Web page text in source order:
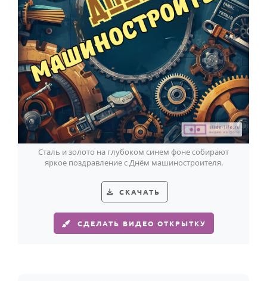
Свадьба
Выпускной
HOT
Календарь праздников
КОМУ
Женщине
Мужчине
Маме
Папе
Все родственники
ПЕРСОНАЛЬНЫЕ
Сталь и золото на глубоком синем фоне собирают
яркое поздравление с Днём машиностроителя.
СКАЧАТЬ
СДЕЛАТЬ ВИДЕО ОТКРЫТКУ